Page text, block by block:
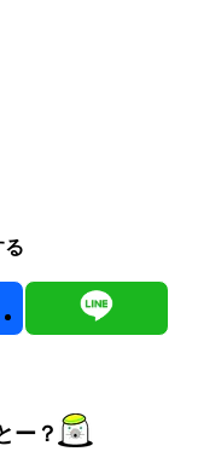
る
ー？